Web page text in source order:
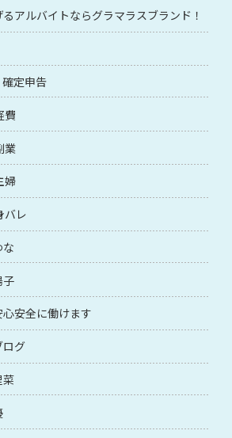
アルバイトならグラマラスブランド！
定申告
費
業
婦
バレ
安全に働けます
ログ